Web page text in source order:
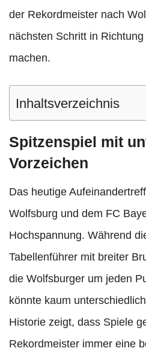
der Rekordmeister nach
nächsten Schritt in
machen.
Inhaltsverzeichnis
Spitzenspiel mit
Vorzeichen
Das heutige
Wolfsburg und dem FC
Hochspannung. Während
Tabellenführer mit breiter
die Wolfsburger um jeden
könnte kaum
Historie zeigt, dass Spiele
Rekordmeister immer eine